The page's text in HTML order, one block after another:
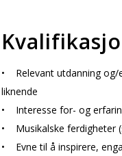
• Relevant utdanning og/
liknende
• Interesse for- og
• Musikalske ferdigheter
• Evne til å inspirere,